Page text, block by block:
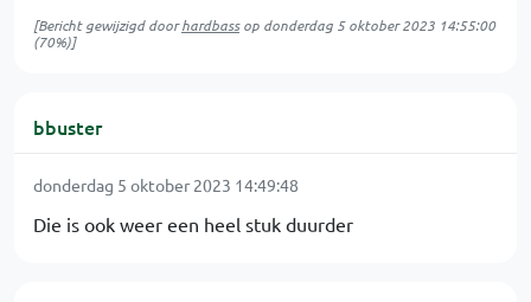
[Bericht gewijzigd doorhardbassop donderdag 5 oktober 2023 14:55:00
(70%)]
bbuster
donderdag 5 oktober 2023 14:49:48
Die is ook weer een heel stuk duurder